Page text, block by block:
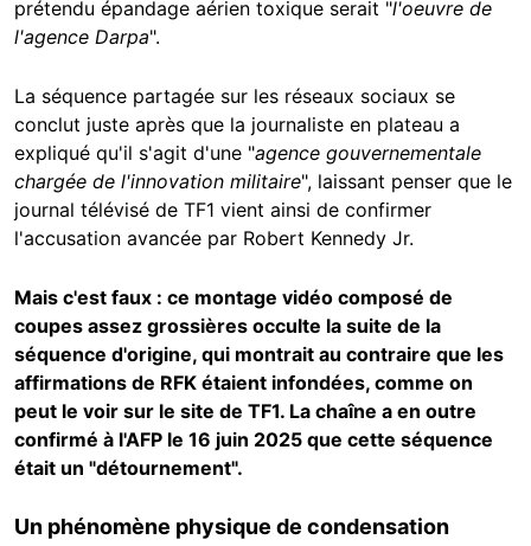
prétendu épandage aérien toxique serait "l'oeuvre de
l'agence Darpa".
La séquence partagée sur les réseaux sociaux se
conclut juste après que la journaliste en plateau a
expliqué qu'il s'agit d'une "agence gouvernementale
chargée de l'innovation militaire", laissant penser que le
journal télévisé de TF1 vient ainsi de confirmer
l'accusation avancée par Robert Kennedy Jr.
Mais c'est faux : ce montage vidéo composé de
coupes assez grossières occulte la suite de la
séquence d'origine, qui montrait au contraire que les
affirmations de RFK étaient infondées, comme on
peut le voir sur le site de TF1. La chaîne a en outre
confirmé à l'AFP le 16 juin 2025 que cette séquence
était un "détournement".
Un phénomène physique de condensation